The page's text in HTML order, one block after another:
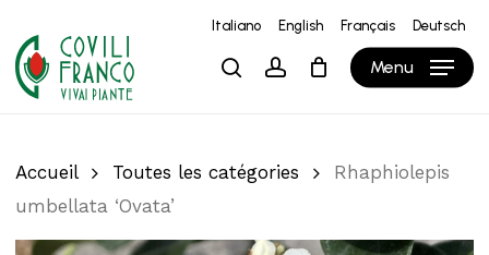
main
content
Italiano English Français Deutsch
searchaccount Menu
Panier Close
Cart
Accueil Toutes les catégories
Rhaphiolepis
umbellata ‘Ovata’